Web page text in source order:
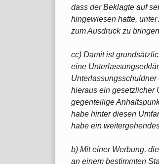
dass der Beklagte auf
hingewiesen hatte,
zum Ausdruck zu
cc) Damit ist
eine
hieraus ein gesetzlicher
gegenteilige
habe hinter diesen
habe ein
b) Mit einer Werbung,
an einem bestimmten